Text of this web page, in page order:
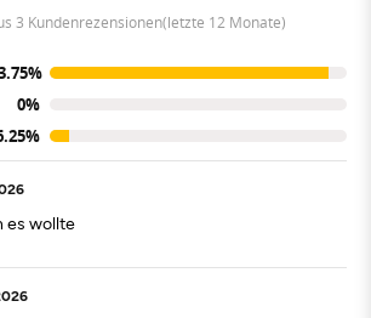
3 Kundenrezensionen(letzte 12 Monate)
0%
es wollte